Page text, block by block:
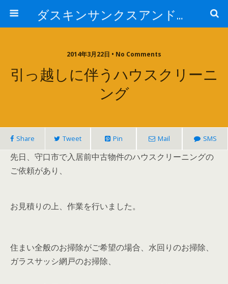
ダスキンサンクスアンドカンパニー株式会社
2014年3月22日 • No Comments
引っ越しに伴うハウスクリーニ
ング
Share Tweet Pin Mail SMS
先日、守口市で入居前中古物件のハウスクリーニングの
ご依頼があり、
お見積りの上、作業を行いました。
住まい全般のお掃除がご希望の場合、水回りのお掃除、
ガラスサッシ網戸のお掃除、